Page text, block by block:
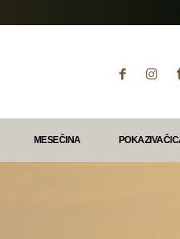
MESEČINA